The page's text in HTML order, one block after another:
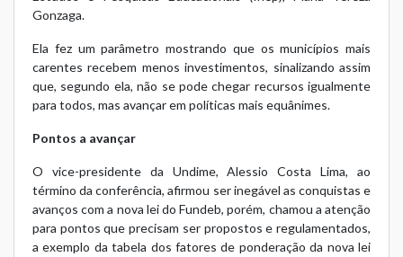
Gonzaga.
Ela fez um parâmetro mostrando que os municípios mais
carentes recebem menos investimentos, sinalizando assim
que, segundo ela, não se pode chegar recursos igualmente
para todos, mas avançar em políticas mais equânimes.
Pontos a avançar
O vice-presidente da Undime, Alessio Costa Lima, ao
término da conferência, afirmou ser inegável as conquistas e
avanços com a nova lei do Fundeb, porém, chamou a atenção
para pontos que precisam ser propostos e regulamentados,
a exemplo da tabela dos fatores de ponderação da nova lei